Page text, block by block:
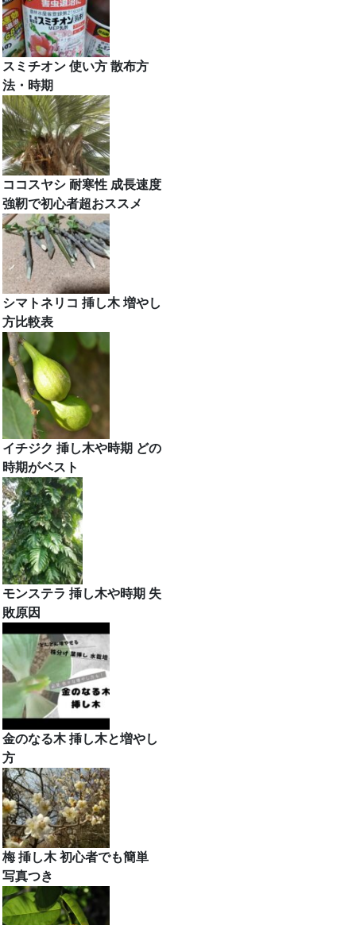
スミチオン 使い方 散布方
法・時期
ココスヤシ 耐寒性 成長速度
強靭で初心者超おススメ
シマトネリコ 挿し木 増やし
方比較表
イチジク 挿し木や時期 どの
時期がベスト
モンステラ 挿し木や時期 失
敗原因
金のなる木 挿し木と増やし
方
梅 挿し木 初心者でも簡単
写真つき